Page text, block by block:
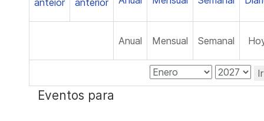
Anual Mensual Semanal
Eventos para